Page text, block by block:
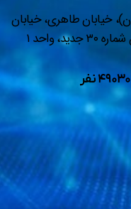
خیابان طاهری، خیابان
واحد ۱